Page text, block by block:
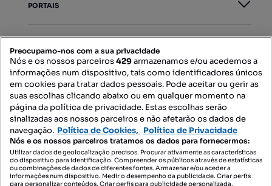
PORTAIS
Contacte-nos
SIGA-NOS:
DESCARREGAR NA:
Preocupamo-nos com a sua privacidade
Nós e os nossos parceiros429armazenamos e/ou acedemos a
informações num dispositivo, tais como identificadores únicos
em cookies para tratar dados pessoais. Pode aceitar ou gerir as
suas escolhas clicando abaixo ou em qualquer momento na
página da política de privacidade. Estas escolhas serão
sinalizadas aos nossos parceiros e não afetarão os dados de
navegação. Política de Cookies, Política de Privacidade
Nós e os nossos parceiros tratamos os dados para fornecermos:
Utilizar dados de geolocalização precisos. Procurar ativamente as características
do dispositivo para identificação. Compreender os públicos através de estatísticas
ou combinações de dados de diferentes fontes. Armazenar e/ou aceder a
informações num dispositivo. Medir o desempenho da publicidade. Criar perfis
para personalizar conteúdos. Criar perfis para publicidade personalizada.